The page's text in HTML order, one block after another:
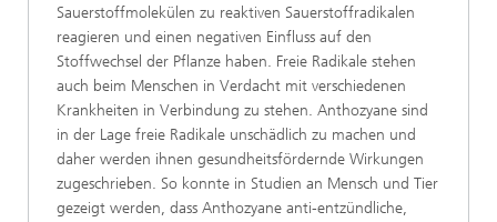
Sauerstoffmolekülen zu reaktiven Sauerstoffradikalen
reagieren und einen negativen Einfluss auf den
Stoffwechsel der Pflanze haben. Freie Radikale stehen
auch beim Menschen in Verdacht mit verschiedenen
Krankheiten in Verbindung zu stehen. Anthozyane sind
in der Lage freie Radikale unschädlich zu machen und
daher werden ihnen gesundheitsfördernde Wirkungen
zugeschrieben. So konnte in Studien an Mensch und Tier
gezeigt werden, dass Anthozyane anti-entzündliche,